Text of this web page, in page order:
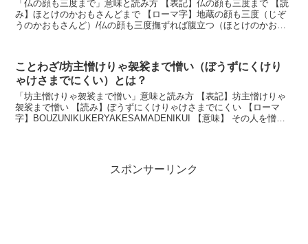
「仏の顔も三度まで」意味と読み方 【表記】仏の顔も三度まで 【読
み】ほとけのかおもさんどまで 【ローマ字】地蔵の顔も三度（じぞ
うのかおもさんど）/仏の顔も三度撫ずれば腹立つ（ほとけのかおも
ことわざ/坊主憎けりゃ袈裟まで憎い（ぼうずにくけり
ゃけさまでにくい）とは？
「坊主憎けりゃ袈裟まで憎い」意味と読み方 【表記】坊主憎けりゃ
袈裟まで憎い 【読み】ぼうずにくけりゃけさまでにくい 【ローマ
字】BOUZUNIKUKERYAKESAMADENIKUI 【意味】 その人を憎む
スポンサーリンク